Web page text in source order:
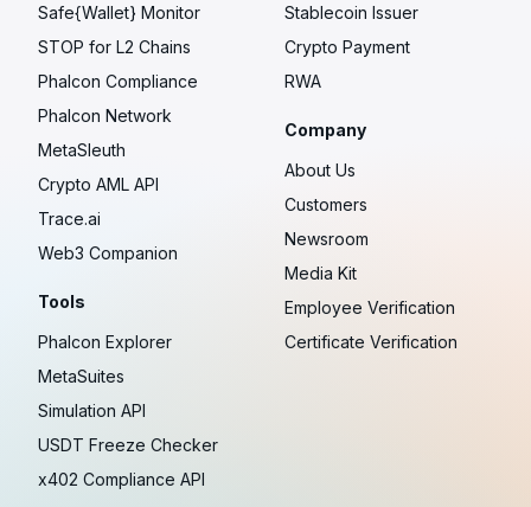
Safe{Wallet} Monitor
STOP for L2 Chains
Phalcon Compliance
Phalcon Network
MetaSleuth
Crypto AML API
Trace.ai
Web3 Companion
Tools
Phalcon Explorer
MetaSuites
Simulation API
USDT Freeze Checker
x402 Compliance API
Stablecoin Issuer
Crypto Payment
RWA
Company
About Us
Customers
Newsroom
Media Kit
Employee Verification
Certificate Verification